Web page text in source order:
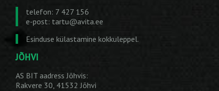
telefon: 7 427 156
e-post: tartu@avita.ee
Esinduse külastamine kokkuleppel.
JÕHVI
AS BIT aadress Jõhvis:
Rakvere 30, 41532 Jõhvi